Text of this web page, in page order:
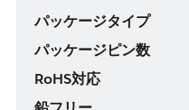
パッケージタイプ
パッケージピン数
RoHS対応